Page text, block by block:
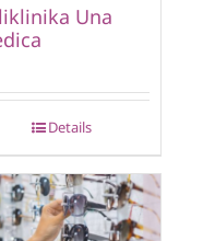
Una
Details